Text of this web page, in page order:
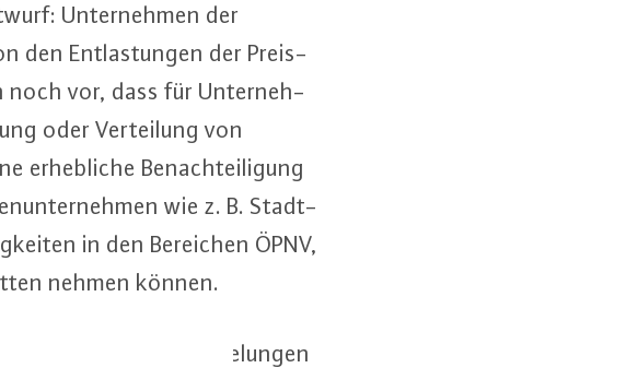
Un­ter­neh­men der
den Ent­las­tun­gen der Preis­
noch vor, dass für Un­ter­neh­
oder Ver­tei­lung von
er­heb­li­che Be­nach­tei­li­gung
wie z. B. Stadt­
in den Bereichen ÖPNV,
nehmen können.
anderem auch Re­ge­lun­gen